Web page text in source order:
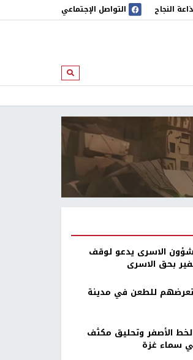
النجاح التواصل الإجتماعي
ابحث
الاسرى يدعو لوقف
بحق الاسرى
تعرضهم للطعن في مدينة
الأصفر وتحليق مكثف
سماء غزة